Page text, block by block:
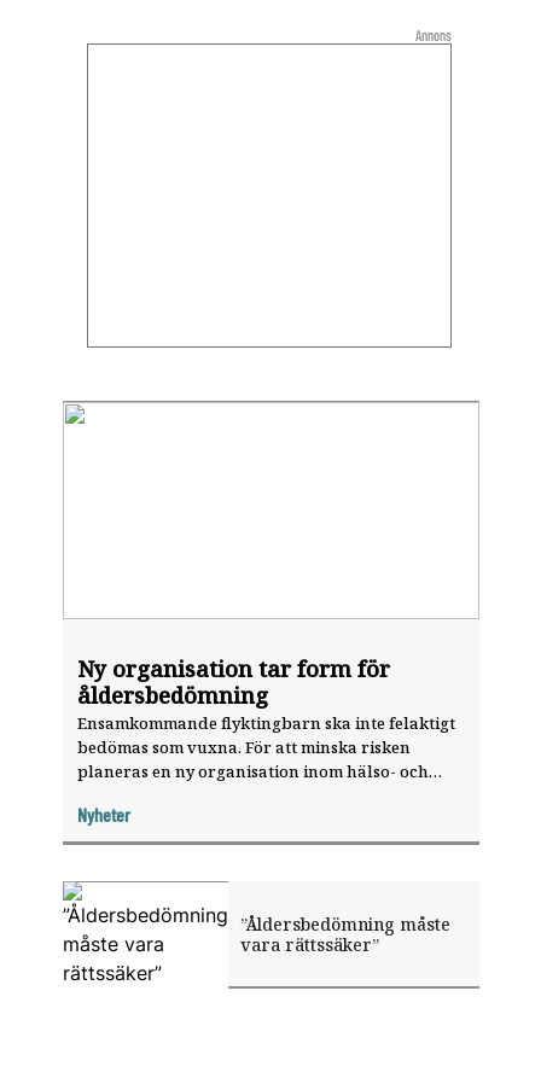
Ny organisation tar form för
åldersbedömning
Ensamkommande flyktingbarn ska inte felaktigt
bedömas som vuxna. För att minska risken
planeras en ny organisation inom hälso- och
ska gå till.
Nyheter
”Åldersbedömning måste
vara rättssäker”
Annons